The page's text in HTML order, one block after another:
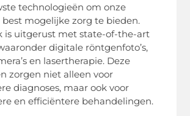
technologieën om onze
mogelijke zorg te bieden.
is uitgerust met state-of-the-art
digitale röntgenfoto’s,
en lasertherapie. Deze
zorgen niet alleen voor
diagnoses, maar ook voor
en efficiëntere behandelingen.